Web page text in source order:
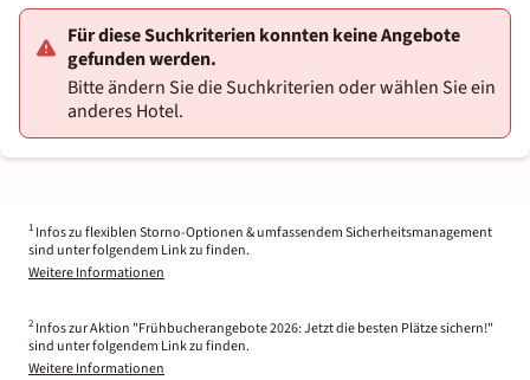
Für diese Suchkriterien konnten keine Angebote
gefunden werden.
Bitte ändern Sie die Suchkriterien oder wählen Sie ein
anderes Hotel.
1 Infos zu flexiblen Storno-Optionen & umfassendem Sicherheitsmanagement
sind unter folgendem Link zu finden.
Weitere Informationen
2 Infos zur Aktion "Frühbucherangebote 2026: Jetzt die besten Plätze sichern!"
sind unter folgendem Link zu finden.
Weitere Informationen